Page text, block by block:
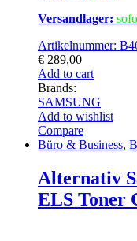
Versandlager:
Artikelnummer:
€ 289,00
Add to cart
Brands:
SAMSUNG
Add to wishlist
Compare
Büro & Business,
Alternativ
ELS Toner